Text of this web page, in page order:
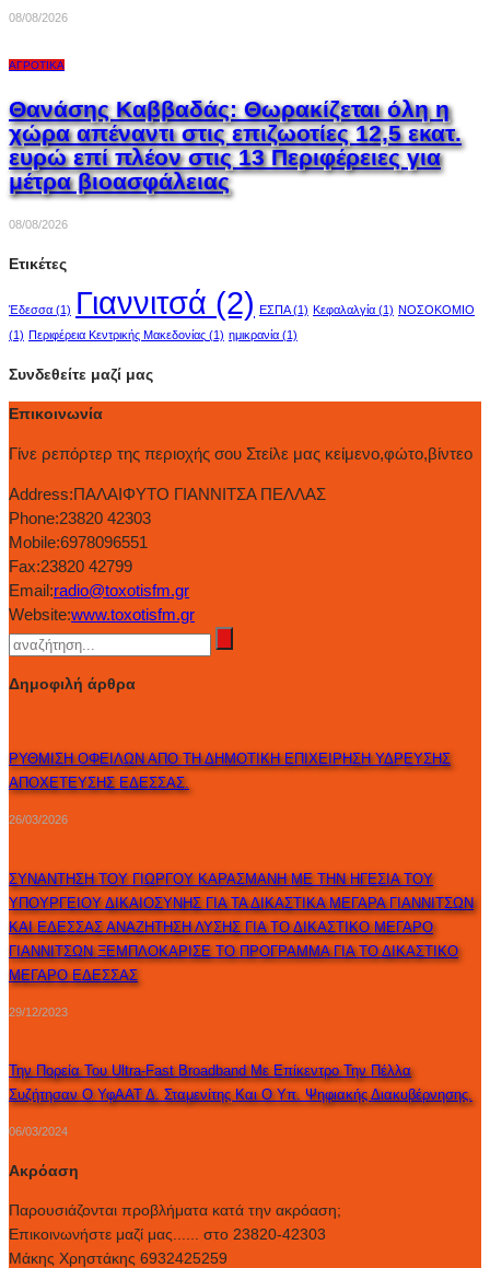
08/08/2026
ΑΓΡΟΤΙΚΆ
Θανάσης Καββαδάς: Θωρακίζεται όλη η
χώρα απέναντι στις επιζωοτίες 12,5 εκατ.
ευρώ επί πλέον στις 13 Περιφέρειες για
μέτρα βιοασφάλειας
08/08/2026
Ετικέτες
Έδεσσα (1) Γιαννιτσά (2) ΕΣΠΑ(1) Κεφαλαλγία (1) ΝΟΣΟΚΟΜΙΟ
(1) Περιφέρεια Κεντρικής Μακεδονίας (1) ημικρανία (1)
Συνδεθείτε μαζί μας
Επικοινωνία
Γίνε ρεπόρτερ της περιοχής σου Στείλε μας κείμενο,φώτο,βίντεο
Address:ΠΑΛΑΙΦΥΤΟ ΓΙΑΝΝΙΤΣΑ ΠΕΛΛΑΣ
Phone:23820 42303
Mobile:6978096551
Fax:23820 42799
Email:radio@toxotisfm.gr
Website:www.toxotisfm.gr
Δημοφιλή άρθρα
ΡΥΘΜΙΣΗ ΟΦΕΙΛΩΝ ΑΠΟ ΤΗ ΔΗΜΟΤΙΚΗ ΕΠΙΧΕΙΡΗΣΗ ΥΔΡΕΥΣΗΣ
ΑΠΟΧΕΤΕΥΣΗΣ ΕΔΕΣΣΑΣ.
26/03/2026
ΣΥΝΑΝΤΗΣΗ ΤΟΥ ΓΙΩΡΓΟΥ ΚΑΡΑΣΜΑΝΗ ΜΕ ΤΗΝ ΗΓΕΣΙΑ ΤΟΥ
ΥΠΟΥΡΓΕΙΟΥ ΔΙΚΑΙΟΣΥΝΗΣ ΓΙΑ ΤΑ ΔΙΚΑΣΤΙΚΑ ΜΕΓΑΡΑ ΓΙΑΝΝΙΤΣΩΝ
ΚΑΙ ΕΔΕΣΣΑΣ ΑΝΑΖΗΤΗΣΗ ΛΥΣΗΣ ΓΙΑ ΤΟ ΔΙΚΑΣΤΙΚΟ ΜΕΓΑΡΟ
ΓΙΑΝΝΙΤΣΩΝ ΞΕΜΠΛΟΚΑΡΙΣΕ ΤΟ ΠΡΟΓΡΑΜΜΑ ΓΙΑ ΤΟ ΔΙΚΑΣΤΙΚΟ
ΜΕΓΑΡΟ ΕΔΕΣΣΑΣ
29/12/2023
Την Πορεία Του Ultra-Fast Broadband Με Επίκεντρο Την Πέλλα
Συζήτησαν Ο ΥφΑΑΤ Δ. Σταμενίτης Και Ο Υπ. Ψηφιακής Διακυβέρνησης.
06/03/2024
Ακρόαση
Παρουσιάζονται προβλήματα κατά την ακρόαση;
Επικοινωνήστε μαζί μας...... στο 23820-42303
Μάκης Χρηστάκης 6932425259